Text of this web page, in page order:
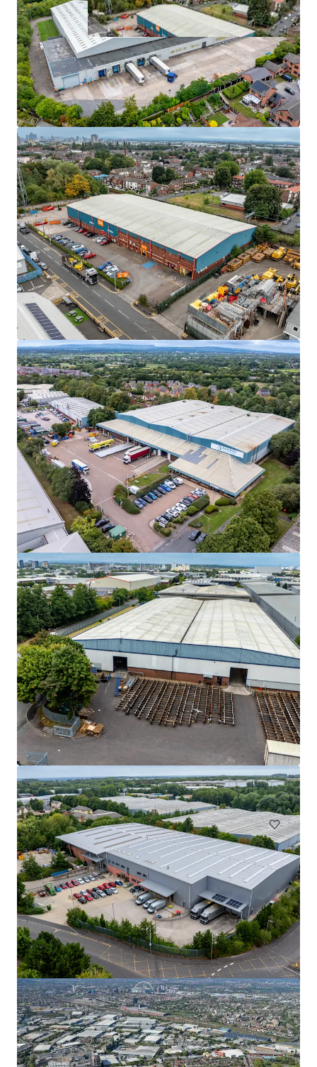
Ver mais
West 303, Sparkford, Yeovil, BA22 7JJ
303 Sparkford Hill Lane, Yeovil, Somerset, BA22 7JJ, UK
€ 7.006.000 | 7.671 m²
Industrial & Logística
Units 1-7, Tremorfa Industrial Estate, Cardiff